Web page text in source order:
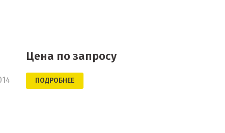
Цена по запросу
ПОДРОБНЕЕ